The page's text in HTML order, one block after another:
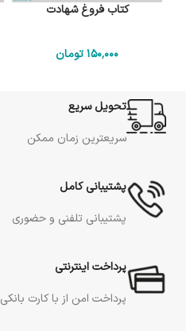
کتاب فروغ شهادت
150٬000تومان
تحویل سریع
سریعترین زمان ممکن
پشتیبانی کامل
پشتیبانی تلفنی و حضوری
پرداخت اینترنتی
پرداخت امن از با کارت بانکی